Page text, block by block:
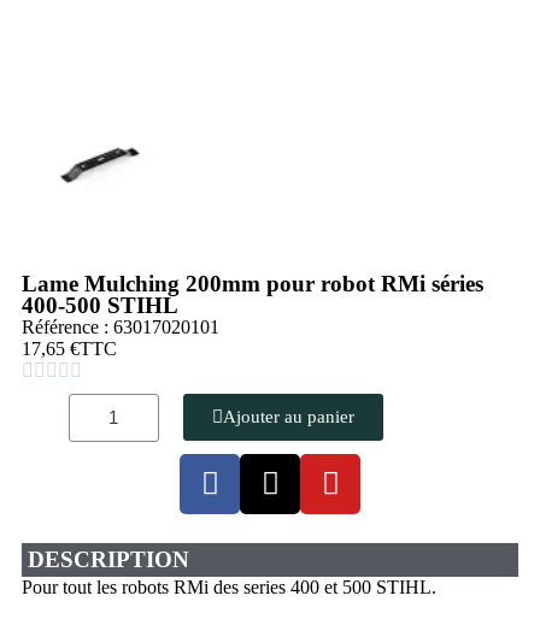
Lame Mulching 200mm pour robot RMi séries
400-500 STIHL
Référence : 63017020101
17,65 €TTC
    
Ajouter au panier
DESCRIPTION
Pour tout les robots RMi des series 400 et 500 STIHL.